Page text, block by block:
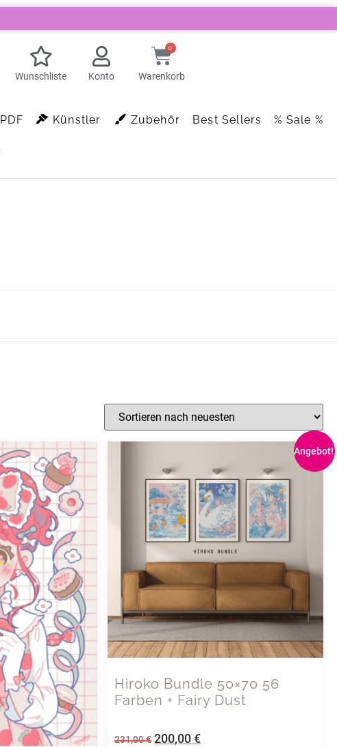
Wunschliste Konto
0
Warenkorb
PDF Künstler Zubehör Best Sellers % Sale %
Angebot!
Hiroko Bundle 50×70 56
Farben + Fairy Dust
231,00€ 200,00€